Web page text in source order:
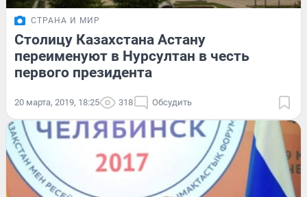
СТРАНА И МИР
Столицу Казахстана Астану
переименуют в Нурсултан в честь
первого президента
20 марта, 2019, 18:25 318 Обсудить